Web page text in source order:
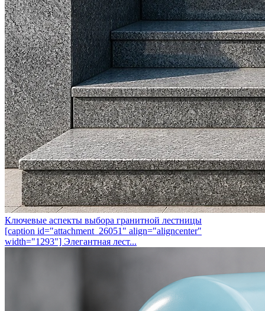
Ключевые аспекты выбора гранитной лестницы
[caption id="attachment_26051" align="aligncenter"
width="1293"] Элегантная лест...